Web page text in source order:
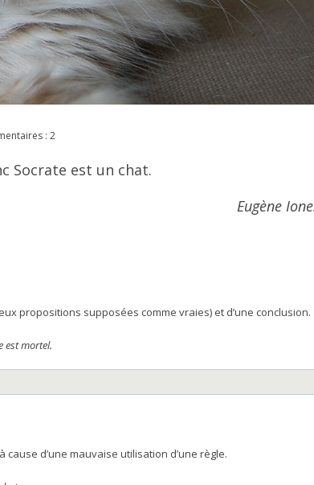
: 2
Socrate est un chat.
Eugène
propositions supposées comme vraies) et d’une conclusion.
est mortel.
à cause d’une mauvaise utilisation d’une règle.